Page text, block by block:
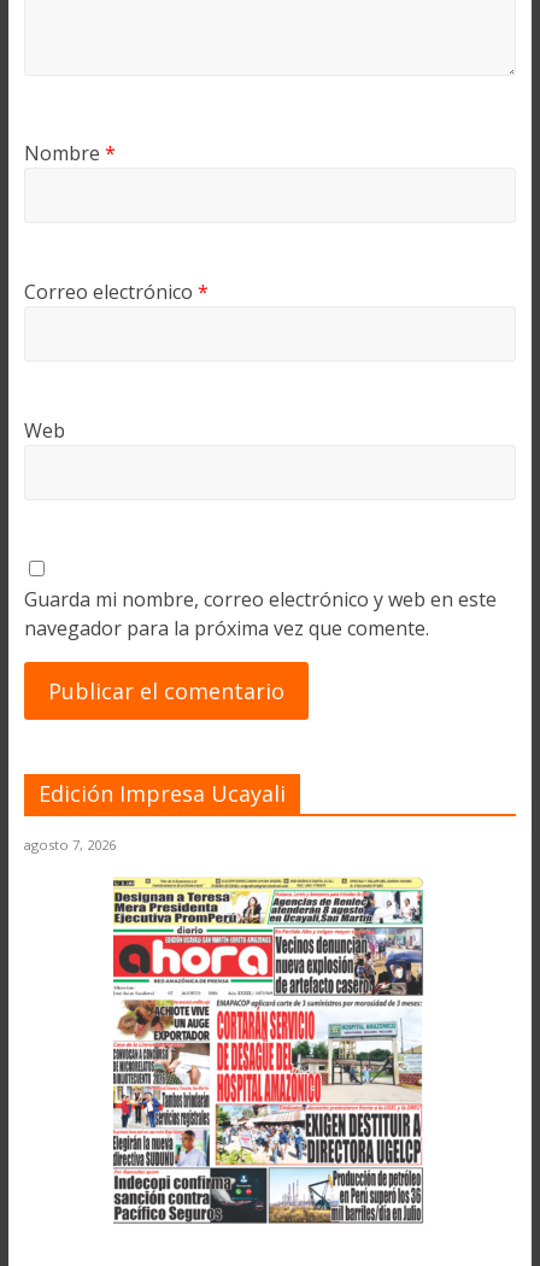
Nombre *
Correo electrónico *
Web
Guarda mi nombre, correo electrónico y web en este
navegador para la próxima vez que comente.
Edición Impresa Ucayali
agosto 7, 2026